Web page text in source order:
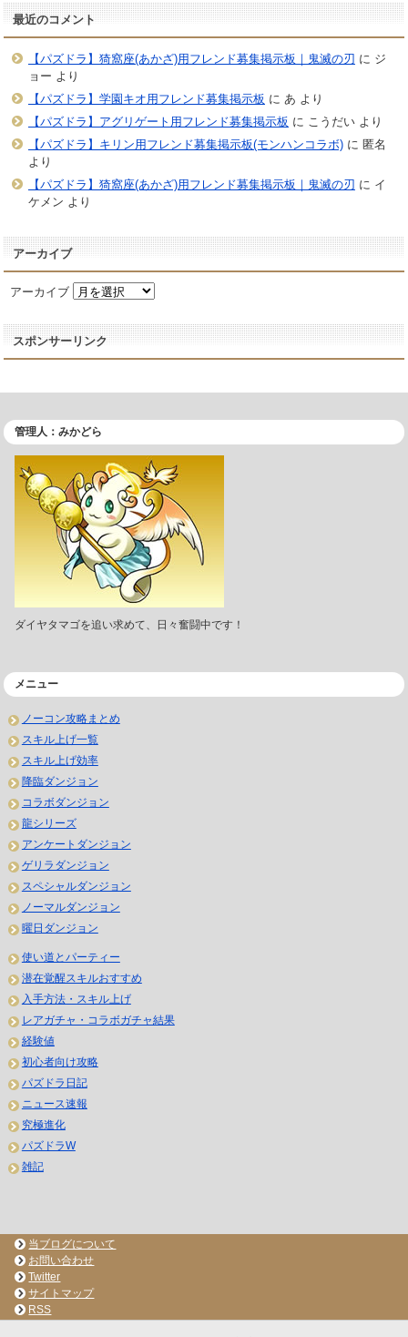
最近のコメント
【パズドラ】猗窩座(あかざ)用フレンド募集掲示板｜鬼滅の刃 に ジ
ョー より
【パズドラ】学園キオ用フレンド募集掲示板 に あ より
【パズドラ】アグリゲート用フレンド募集掲示板 に こうだいより
【パズドラ】キリン用フレンド募集掲示板(モンハンコラボ)に 匿名
より
【パズドラ】猗窩座(あかざ)用フレンド募集掲示板｜鬼滅の刃 に イ
ケメン より
アーカイブ
アーカイブ
スポンサーリンク
管理人：みかどら
ダイヤタマゴを追い求めて、日々奮闘中です！
メニュー
ノーコン攻略まとめ
スキル上げ一覧
スキル上げ効率
降臨ダンジョン
コラボダンジョン
龍シリーズ
アンケートダンジョン
ゲリラダンジョン
スペシャルダンジョン
ノーマルダンジョン
曜日ダンジョン
使い道とパーティー
潜在覚醒スキルおすすめ
入手方法・スキル上げ
レアガチャ・コラボガチャ結果
経験値
初心者向け攻略
パズドラ日記
ニュース速報
究極進化
パズドラW
雑記
当ブログについて
お問い合わせ
Twitter
サイトマップ
RSS